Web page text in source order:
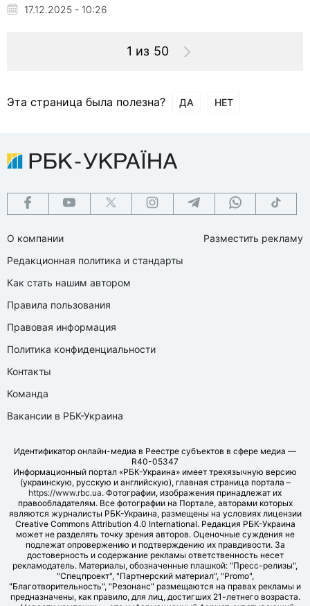
17.12.2025 - 10:26
1 из 50
Эта страница была полезна? ДА НЕТ
О компании
Редакционная политика и стандарты
Как стать нашим автором
Правила пользования
Правовая информация
Политика конфиденциальности
Контакты
Команда
Вакансии в РБК-Украина
Разместить рекламу
Идентификатор онлайн-медиа в Реестре субъектов в сфере медиа —
R40-05347
Информационный портал «РБК-Украина» имеет трехязычную версию
(украинскую, русскую и английскую), главная страница портала –
https://www.rbc.ua. Фотографии, изображения принадлежат их
правообладателям. Все фотографии на Портале, авторами которых
являются журналисты РБК-Украина, размещены на условиях лицензии
Creative Commons Attribution 4.0 International. Редакция РБК-Украина
может не разделять точку зрения авторов. Оценочные суждения не
подлежат опровержению и подтверждению их правдивости. За
достоверность и содержание рекламы ответственность несет
рекламодатель. Материалы, обозначенные плашкой: "Пресс-релизы",
"Спецпроект", "Партнерский материал", "Promo",
"Благотворительность", "Резонанс" размещаются на правах рекламы и
предназначены, как правило, для лиц, достигших 21-летнего возраста.